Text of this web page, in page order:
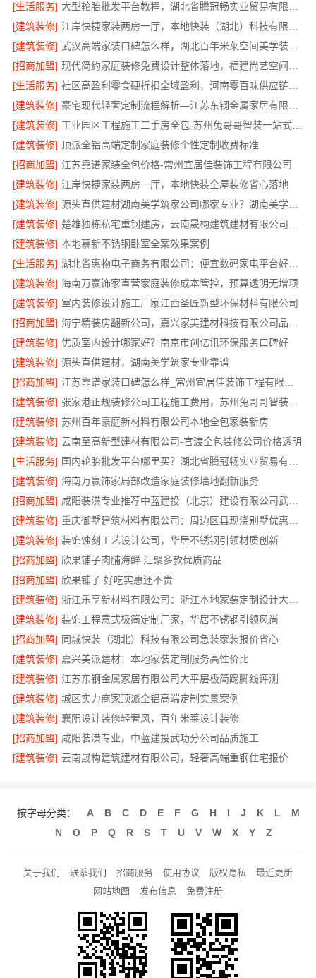
[生活服务]
[建筑装修]
[建筑装修]
武汉高端家装口碑怎么样，湖北百年米莱空间美学装饰材料有限公司
[招商加盟]
[生活服务]
社区高盈利零食硬折扣全域盈利，河南零百味供应链有限公司
[建筑装修]
[建筑装修]
工业园区工程施工二手房全包-苏州兔哥哥智装一站式服务
[建筑装修] 顶派全铝高端定制家庭装修个性定制收费标准
[招商加盟] 江苏靠谱家装全包价格-常州宜居佳装饰工程有限公司
[建筑装修] 江岸快捷家装两房一厅，本地快装全屋装修省心落地
[建筑装修]
源头直供建材湖南美学筑家公司哪家专业？湖南美学筑家建材有限公司
[建筑装修]
[建筑装修] 本地慕新不锈钢卧室全案效果案例
[生活服务]
湖北省惠物电子商务有限公司：便宜数码家电平台好不好
[建筑装修] 海南万赢饰家直营家庭装修成本管控，预算透明无增项
[建筑装修] 室内装修设计施工厂家江西圣匠新型环保材料有限公司
[招商加盟]
[建筑装修] 优质室内设计哪家好？南京市创亿讯环保服务口碑好
[建筑装修] 源头直供建材，湖南美学筑家专业靠谱
[招商加盟]
[建筑装修]
张家港正规装修公司工程施工费用，苏州兔哥哥智装透明报价
[建筑装修] 苏州百年豪庭新材料有限公司本地全包家装新房
[建筑装修] 云南至高新型建材有限公司-官渡全包装修公司价格透明
[生活服务]
[建筑装修] 海南万赢饰家局部改造家庭装修墙地翻新服务
[招商加盟]
咸阳装潢专业推荐中蓝建投（北京）建设有限公司武功分公司
[建筑装修]
[建筑装修] 装饰蚀刻工艺设计公司，华居不锈钢引领材质创新
[招商加盟] 欣果铺子肉脯海鲜 汇聚多款优质商品
[招商加盟] 欣果铺子 好吃实惠还不贵
[建筑装修]
浙江乐享新材料有限公司：浙江本地家装定制设计大概报价
[建筑装修] 装饰工程意式极简定制厂家，华居不锈钢引领风尚
[招商加盟] 同城快装（湖北）科技有限公司急装家装报价省心
[建筑装修] 嘉兴美派建材：本地家装定制服务高性价比
[建筑装修] 江苏东钢金属家居有限公司大平层极简踢脚线评测
[建筑装修] 城区实力商家顶派全铝高端定制实景案例
[建筑装修] 襄阳设计装修轻奢风，百年米莱设计装修
[招商加盟] 咸阳装潢专业，中蓝建投武功分公司品质施工
[建筑装修] 云南晟构建筑建材有限公司，轻奢高端重钢住宅报价
按字母分类： A B C D E F G H I J K L
M
N
O P Q R S T U V W X Y Z
关于我们 联系我们 招商服务 使用协议 版权隐私
最近更新
网站地图
发布信息 免费注册